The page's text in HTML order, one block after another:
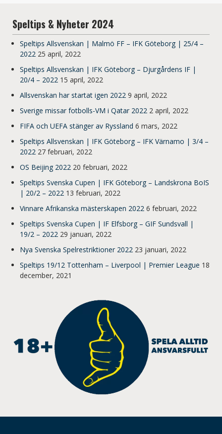
Speltips & Nyheter 2024
Speltips Allsvenskan | Malmö FF – IFK Göteborg | 25/4 –
2022 25 april, 2022
Speltips Allsvenskan | IFK Göteborg – Djurgårdens IF |
20/4 – 2022 15 april, 2022
Allsvenskan har startat igen 2022 9 april, 2022
Sverige missar fotbolls-VM i Qatar 2022 2 april, 2022
FIFA och UEFA stänger av Ryssland 6 mars, 2022
Speltips Allsvenskan | IFK Göteborg – IFK Värnamo | 3/4 –
2022 27 februari, 2022
OS Beijing 2022 20 februari, 2022
Speltips Svenska Cupen | IFK Göteborg – Landskrona BoIS
| 20/2 – 2022 13 februari, 2022
Vinnare Afrikanska mästerskapen 2022 6 februari, 2022
Speltips Svenska Cupen | IF Elfsborg – GIF Sundsvall |
19/2 – 2022 29 januari, 2022
Nya Svenska Spelrestriktioner 2022 23 januari, 2022
Speltips 19/12 Tottenham – Liverpool | Premier League 18
december, 2021